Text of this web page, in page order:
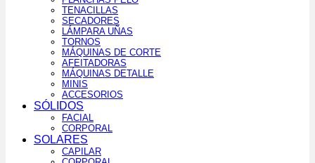
TENACILLAS
SECADORES
LÁMPARA UÑAS
TORNOS
MÁQUINAS DE CORTE
AFEITADORAS
MÁQUINAS DETALLE
MINIS
ACCESORIOS
SÓLIDOS
FACIAL
CORPORAL
SOLARES
CAPILAR